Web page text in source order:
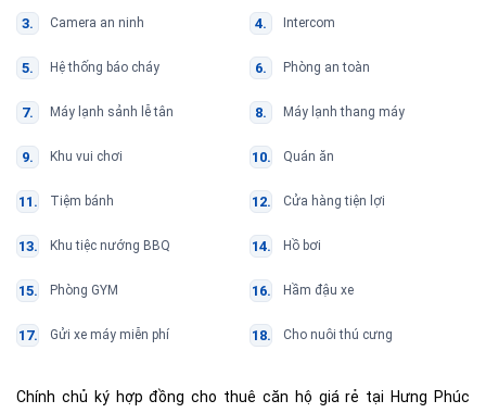
Camera an ninh Intercom
Hệ thống báo cháy Phòng an toàn
Máy lạnh sảnh lễ tân Máy lạnh thang máy
Khu vui chơi Quán ăn
Tiệm bánh Cửa hàng tiện lợi
Khu tiệc nướng BBQ Hồ bơi
Phòng GYM Hầm đậu xe
Gửi xe máy miễn phí Cho nuôi thú cưng
Chính chủ ký hợp đồng cho thuê căn hộ giá rẻ tại Hưng Phúc